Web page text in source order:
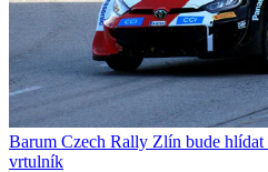
Barum Czech Rally Zlín bude
vrtulník